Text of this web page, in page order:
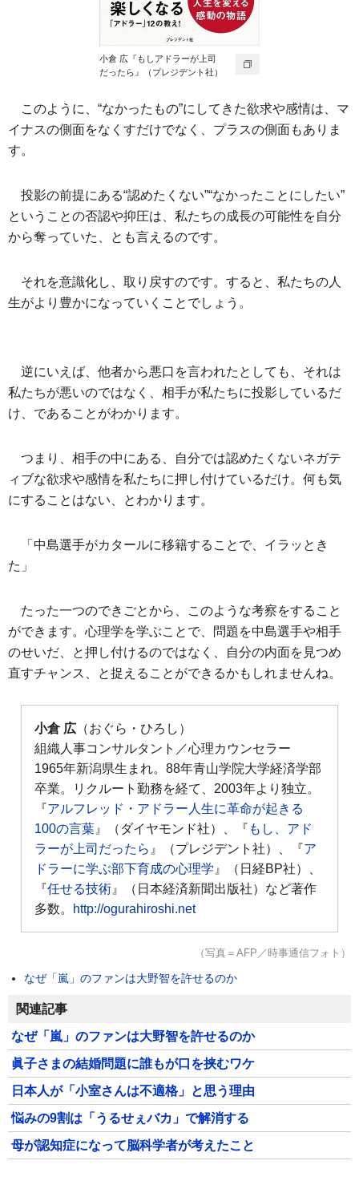
小倉 広『もしアドラーが上司
だったら』（プレジデント社）
このように、“なかったもの”にしてきた欲求や感情は、マ
イナスの側面をなくすだけでなく、プラスの側面もありま
す。
投影の前提にある“認めたくない”“なかったことにしたい”
ということの否認や抑圧は、私たちの成長の可能性を自分
から奪っていた、とも言えるのです。
それを意識化し、取り戻すのです。すると、私たちの人
生がより豊かになっていくことでしょう。
逆にいえば、他者から悪口を言われたとしても、それは
私たちが悪いのではなく、相手が私たちに投影しているだ
け、であることがわかります。
つまり、相手の中にある、自分では認めたくないネガテ
ィブな欲求や感情を私たちに押し付けているだけ。何も気
にすることはない、とわかります。
「中島選手がカタールに移籍することで、イラッとき
た」
たった一つのできごとから、このような考察をすること
ができます。心理学を学ぶことで、問題を中島選手や相手
のせいだ、と押し付けるのではなく、自分の内面を見つめ
直すチャンス、と捉えることができるかもしれませんね。
小倉 広 （おぐら・ひろし）
組織人事コンサルタント／心理カウンセラー
1965年新潟県生まれ。88年青山学院大学経済学部
卒業。リクルート勤務を経て、2003年より独立。
『アルフレッド・アドラー人生に革命が起きる
100の言葉 』（ダイヤモンド社）、『 もし、アド
ラーが上司だったら 』（プレジデント社）、『ア
ドラーに学ぶ部下育成の心理学 』（日経BP社）、
『任せる技術 』（日本経済新聞出版社）など著作
多数。
http://ogurahiroshi.net
（写真＝AFP／時事通信フォト）
なぜ「嵐」のファンは大野智を許せるのか
関連記事
なぜ「嵐」のファンは大野智を許せるのか
眞子さまの結婚問題に誰もが口を挟むワケ
日本人が「小室さんは不適格」と思う理由
悩みの9割は「うるせぇバカ」で解消する
母が認知症になって脳科学者が考えたこと